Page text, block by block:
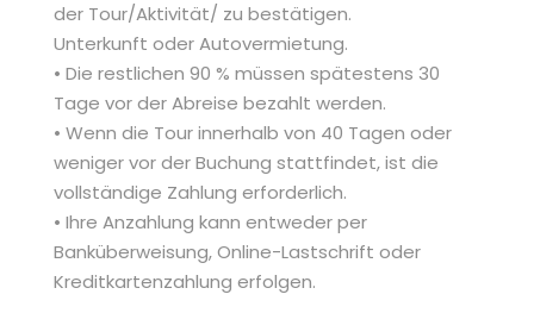
der Tour/Aktivität/ zu bestätigen.
Unterkunft oder Autovermietung.
• Die restlichen 90 % müssen spätestens 30
Tage vor der Abreise bezahlt werden.
• Wenn die Tour innerhalb von 40 Tagen oder
weniger vor der Buchung stattfindet, ist die
vollständige Zahlung erforderlich.
• Ihre Anzahlung kann entweder per
Banküberweisung, Online-Lastschrift oder
Kreditkartenzahlung erfolgen.